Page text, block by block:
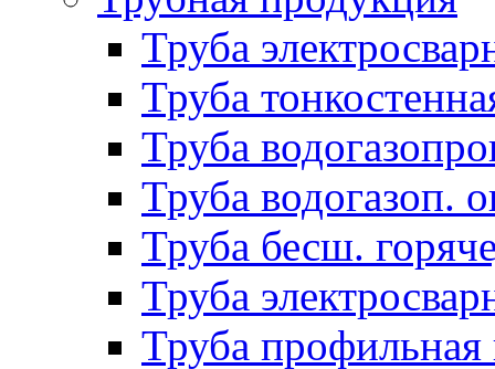
Труба
Труба
Труба
Труба водогазоп.
Труба бесш.
Труба
Труба профильная